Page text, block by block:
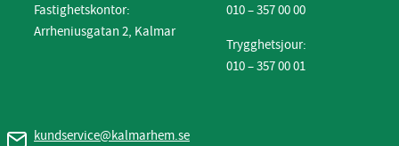
Fastighetskontor:
Arrheniusgatan 2, Kalmar
010 – 357 00 00
Trygghetsjour:
010 – 357 00 01
kundservice@kalmarhem.se